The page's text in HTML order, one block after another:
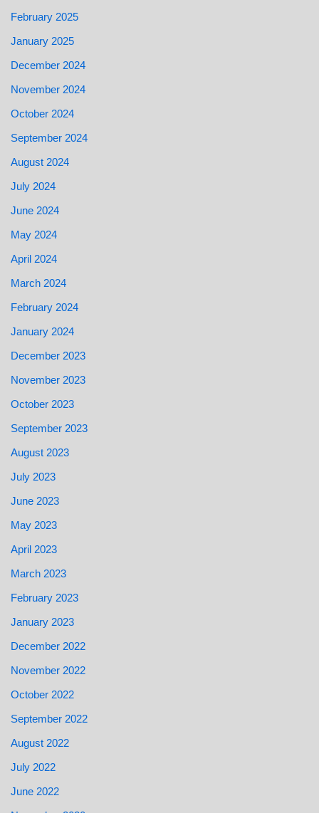
February 2025
January 2025
December 2024
November 2024
October 2024
September 2024
August 2024
July 2024
June 2024
May 2024
April 2024
March 2024
February 2024
January 2024
December 2023
November 2023
October 2023
September 2023
August 2023
July 2023
June 2023
May 2023
April 2023
March 2023
February 2023
January 2023
December 2022
November 2022
October 2022
September 2022
August 2022
July 2022
June 2022